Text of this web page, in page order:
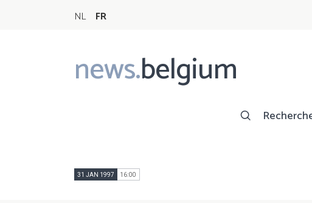
NL FR
news.belgium
Main
navigation
31 JAN 1997 16:00